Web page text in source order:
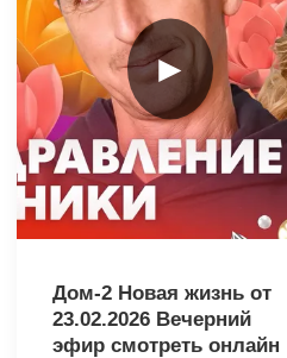
►
Дом-2 Новая жизнь от
23.02.2026 Вечерний
эфир смотреть онлайн